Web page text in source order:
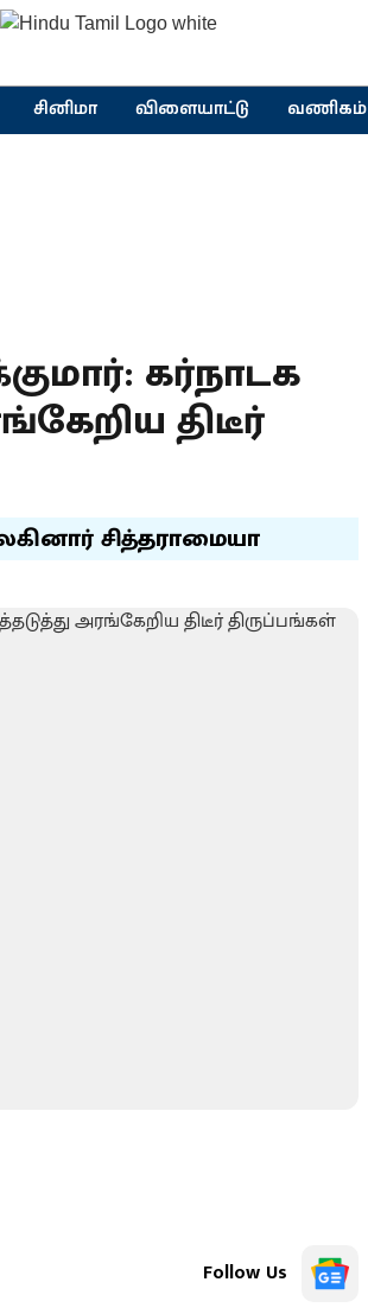
சினிமா விளையாட்டு வணிகம்
கர்நாடக
திடீர்
சித்தராமையா
Follow Us